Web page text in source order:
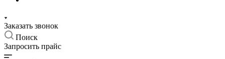
Заказать звонок
Поиск
Запросить прайс